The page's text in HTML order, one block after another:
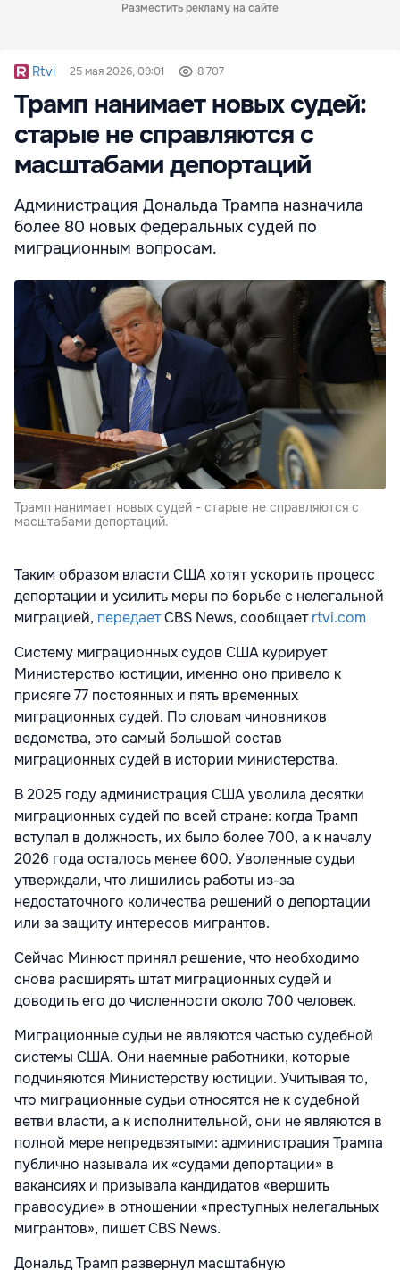
Разместить рекламу на сайте
Rtvi 25 мая 2026, 09:01 8 707
Трамп нанимает новых судей:
старые не справляются с
масштабами депортаций
Администрация Дональда Трампа назначила
более 80 новых федеральных судей по
миграционным вопросам.
Трамп нанимает новых судей - старые не справляются с
масштабами депортаций.
Таким образом власти США хотят ускорить процесс
депортации и усилить меры по борьбе с нелегальной
миграцией, передаетCBS News, сообщаетrtvi.com
Систему миграционных судов США курирует
Министерство юстиции, именно оно привело к
присяге 77 постоянных и пять временных
миграционных судей. По словам чиновников
ведомства, это самый большой состав
миграционных судей в истории министерства.
В 2025 году администрация США уволила десятки
миграционных судей по всей стране: когда Трамп
вступал в должность, их было более 700, а к началу
2026 года осталось менее 600. Уволенные судьи
утверждали, что лишились работы из-за
недостаточного количества решений о депортации
или за защиту интересов мигрантов.
Сейчас Минюст принял решение, что необходимо
снова расширять штат миграционных судей и
доводить его до численности около 700 человек.
Миграционные судьи не являются частью судебной
системы США. Они наемные работники, которые
подчиняются Министерству юстиции. Учитывая то,
что миграционные судьи относятся не к судебной
ветви власти, а к исполнительной, они не являются в
полной мере непредвзятыми: администрация Трампа
публично называла их «судами депортации» в
вакансиях и призывала кандидатов «вершить
правосудие» в отношении «преступных нелегальных
мигрантов», пишет CBS News.
Дональд Трамп развернул масштабную